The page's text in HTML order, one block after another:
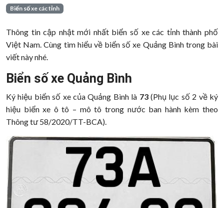
Biển số xe các tỉnh
Thông tin cập nhật mới nhất biển số xe các tỉnh thành phố
Việt Nam. Cùng tìm hiểu về biển số xe Quảng Bình trong bài
viết này nhé.
Biển số xe Quảng Bình
Ký hiệu biển số xe của Quảng Bình là 73(Phụ lục số 2 về ký
hiệu biển xe ô tô – mô tô trong nước ban hành kèm theo
Thông tư 58/2020/TT-BCA).